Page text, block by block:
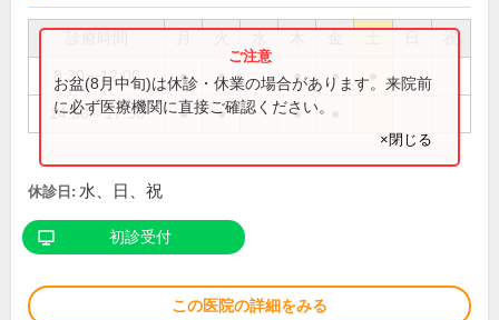
祝
8:30～12:00 ● ● ● ●
14:30～17:30 ● ● ●
お盆(8月中旬)は休診・休業の場合があります。来院前
に必ず医療機関に直接ご確認ください。
×閉じる
休診日: 水、日、祝
初診受付
この医院の詳細をみる